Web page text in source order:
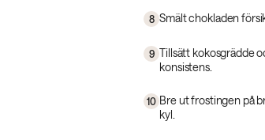
8 Smält chokladen
9 Tillsätt kokosgrädde
konsistens.
10 Bre ut frostingen på
kyl.